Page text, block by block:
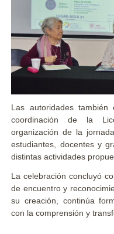
Las autoridades también
coordinación de la
organización de la
estudiantes, docentes y
distintas actividades
La celebración concluyó
de encuentro y
su creación, continúa
con la comprensión y